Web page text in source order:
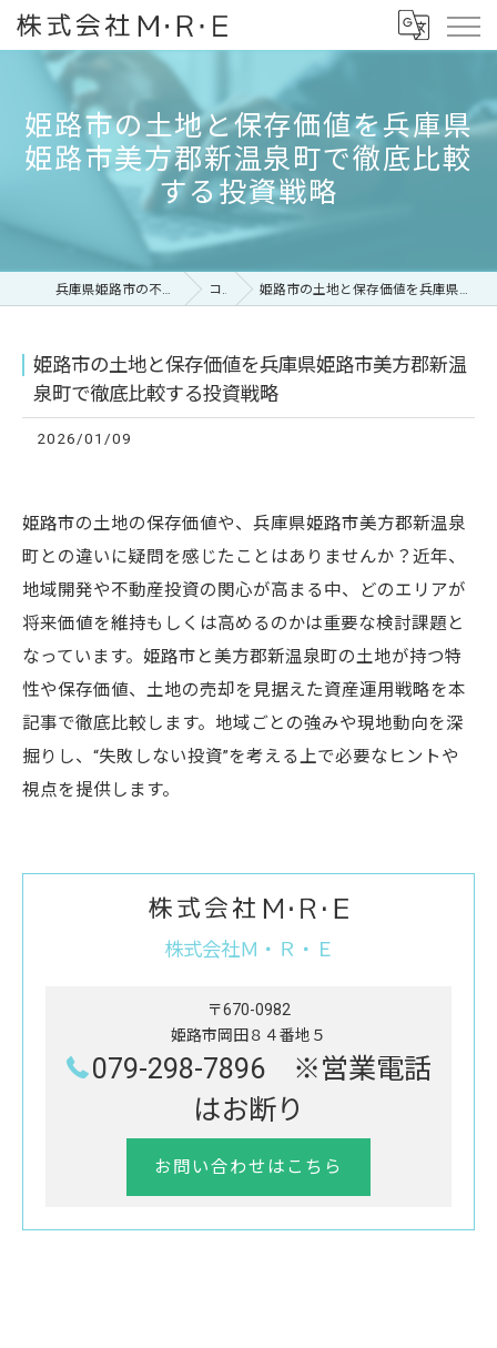
姫路市の土地と保存価値を兵庫県
姫路市美方郡新温泉町で徹底比較
する投資戦略
兵庫県姫路市の不動産なら株式会社M・R・E コラム 姫路市の土地と保存価値を兵庫県姫路市美方郡新温泉町で徹底比較する投資戦略
姫路市の土地と保存価値を兵庫県姫路市美方郡新温
泉町で徹底比較する投資戦略
2026/01/09
姫路市の土地の保存価値や、兵庫県姫路市美方郡新温泉
町との違いに疑問を感じたことはありませんか？近年、
地域開発や不動産投資の関心が高まる中、どのエリアが
将来価値を維持もしくは高めるのかは重要な検討課題と
なっています。姫路市と美方郡新温泉町の土地が持つ特
性や保存価値、土地の売却を見据えた資産運用戦略を本
記事で徹底比較します。地域ごとの強みや現地動向を深
掘りし、“失敗しない投資”を考える上で必要なヒントや
視点を提供します。
株式会社Ｍ・Ｒ・Ｅ
〒670-0982
姫路市岡田８４番地５
079-298-7896 ※営業電話
はお断り
お問い合わせはこちら